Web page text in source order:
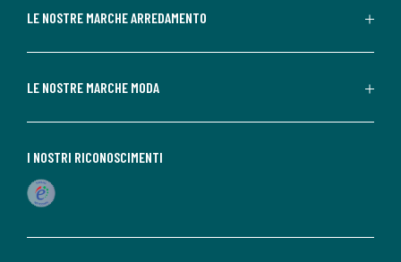
LE NOSTRE MARCHE ARREDAMENTO
LE NOSTRE MARCHE MODA
I NOSTRI RICONOSCIMENTI